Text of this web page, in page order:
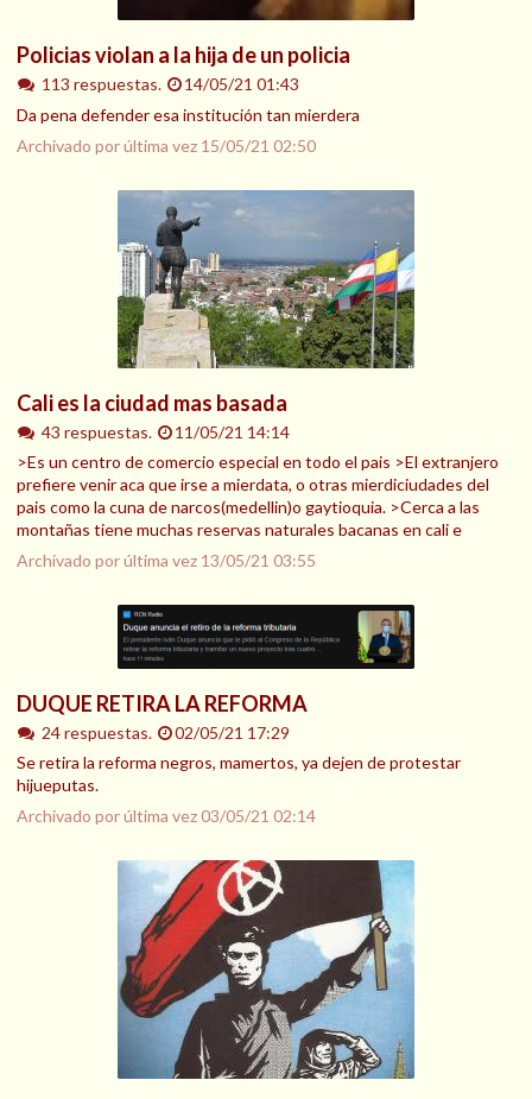
Policias violan a la hija de un policia
113 respuestas.
14/05/21 01:43
Da pena defender esa institución tan mierdera
Archivado por última vez 15/05/21 02:50
Cali es la ciudad mas basada
43 respuestas.
11/05/21 14:14
>Es un centro de comercio especial en todo el pais >El extranjero
prefiere venir aca que irse a mierdata, o otras mierdiciudades del
pais como la cuna de narcos(medellin)o gaytioquia. >Cerca a las
montañas tiene muchas reservas naturales bacanas en cali e
Archivado por última vez 13/05/21 03:55
DUQUE RETIRA LA REFORMA
24 respuestas.
02/05/21 17:29
Se retira la reforma negros, mamertos, ya dejen de protestar
hijueputas.
Archivado por última vez03/05/21 02:14